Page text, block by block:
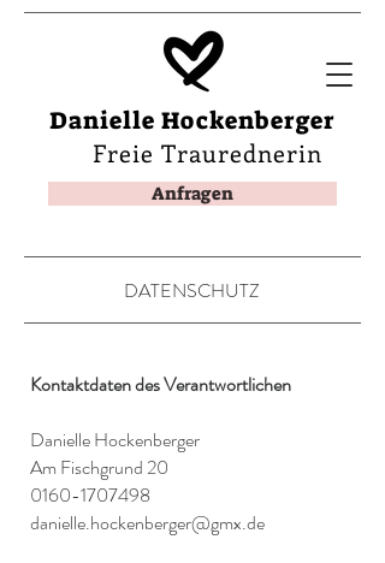
Danielle Hockenberger
Freie Traurednerin
Anfragen
DATENSCHUTZ
Kontaktdaten des Verantwortlichen
Danielle Hockenberger
Am Fischgrund 20
0160-1707498
danielle.hockenberger@gmx.de